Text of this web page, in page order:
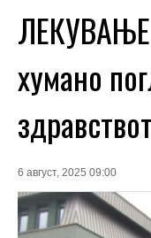
ЛЕКУВАЊЕ
хумано
6 август, 2025 09:00